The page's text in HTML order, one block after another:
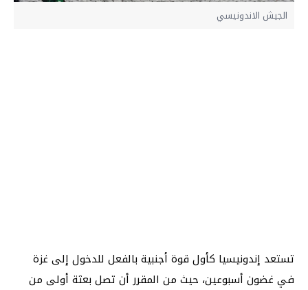
الجيش الاندونيسي
تستعد إندونيسيا كأول قوة أجنبية بالفعل للدخول إلى غزة
في غضون أسبوعين، حيث من المقرر أن تصل بعثة أولى من